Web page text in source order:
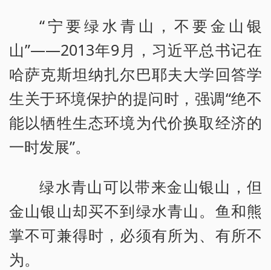
“宁要绿水青山，不要金山银
山”——2013年9月，习近平总书记在
哈萨克斯坦纳扎尔巴耶夫大学回答学
生关于环境保护的提问时，强调“绝不
能以牺牲生态环境为代价换取经济的
一时发展”。
绿水青山可以带来金山银山，但
金山银山却买不到绿水青山。鱼和熊
掌不可兼得时，必须有所为、有所不
为。